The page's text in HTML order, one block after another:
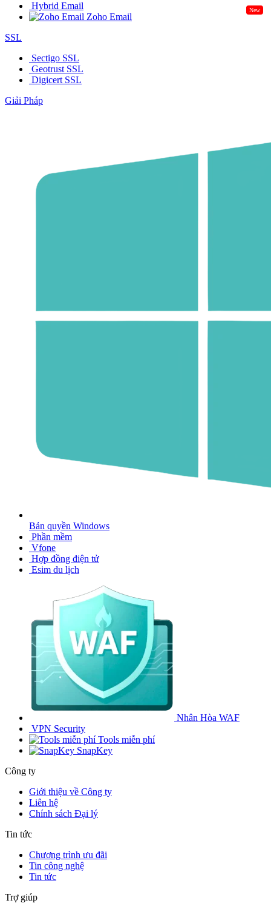
Hybrid Email New
Zoho Email
SSL
Sectigo SSL
Geotrust SSL
Digicert SSL
Giải Pháp
Bản quyền Windows
Phần mềm
Vfone
Hợp đồng điện tử
Esim du lịch
Nhân Hòa WAF
VPN Security
Tools miễn phí
SnapKey
Công ty
Giới thiệu về Công ty
Liên hệ
Chính sách Đại lý
Tin tức
Chương trình ưu đãi
Tin công nghệ
Tin tức
Trợ giúp